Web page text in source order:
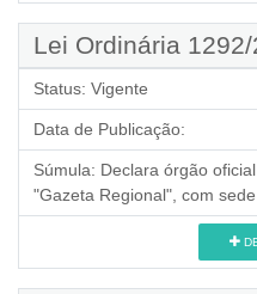
Lei Ordinária
Status: Vigente
Data de Publicação:
Súmula: Declara órgão
"Gazeta Regional", com